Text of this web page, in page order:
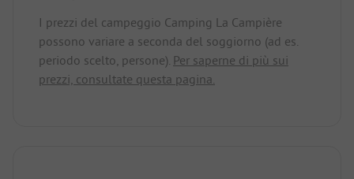
I prezzi del campeggio Camping La Campière
possono variare a seconda del soggiorno (ad es.
periodo scelto, persone). Per saperne di più sui
prezzi, consultate questa pagina.